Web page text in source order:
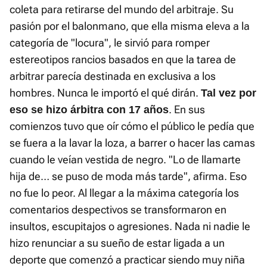
coleta para retirarse del mundo del arbitraje. Su
pasión por el balonmano, que ella misma eleva a la
categoría de "locura", le sirvió para romper
estereotipos rancios basados en que la tarea de
arbitrar parecía destinada en exclusiva a los
hombres. Nunca le importó el qué dirán. Tal vez por
eso se hizo árbitra con 17 años. En sus
comienzos tuvo que oír cómo el público le pedía que
se fuera a la lavar la loza, a barrer o hacer las camas
cuando le veían vestida de negro. "Lo de llamarte
hija de… se puso de moda más tarde", afirma. Eso
no fue lo peor. Al llegar a la máxima categoría los
comentarios despectivos se transformaron en
insultos, escupitajos o agresiones. Nada ni nadie le
hizo renunciar a su sueño de estar ligada a un
deporte que comenzó a practicar siendo muy niña